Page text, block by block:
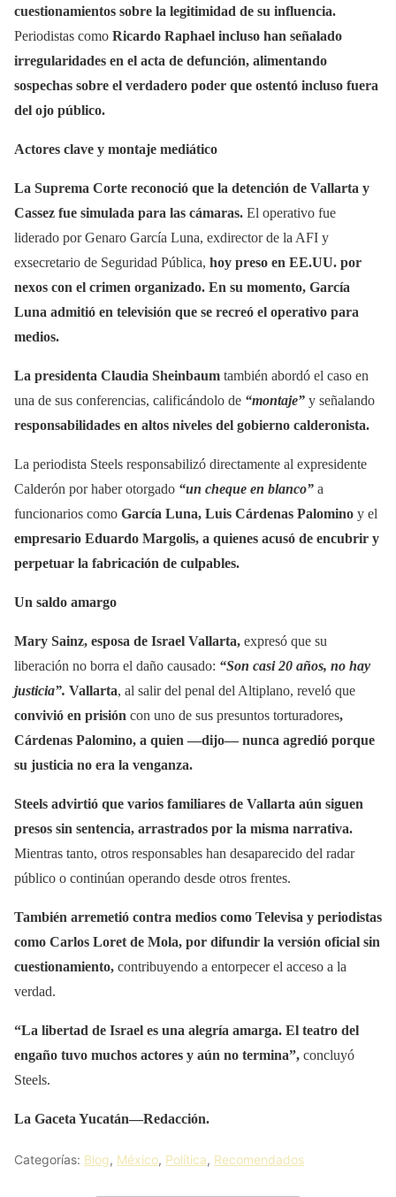
cuestionamientos sobre la legitimidad de su influencia.
Periodistas como Ricardo Raphael incluso han señalado
irregularidades en el acta de defunción, alimentando
sospechas sobre el verdadero poder que ostentó incluso fuera
del ojo público.
Actores clave y montaje mediático
La Suprema Corte reconoció que la detención de Vallarta y
Cassez fue simulada para las cámaras. El operativo fue
liderado por Genaro García Luna, exdirector de la AFI y
exsecretario de Seguridad Pública, hoy preso en EE.UU. por
nexos con el crimen organizado. En su momento, García
Luna admitió en televisión que se recreó el operativo para
medios.
La presidenta Claudia Sheinbaum también abordó el caso en
una de sus conferencias, calificándolo de “montaje” y señalando
responsabilidades en altos niveles del gobierno calderonista.
La periodista Steels responsabilizó directamente al expresidente
Calderón por haber otorgado “un cheque en blanco” a
funcionarios como García Luna, Luis Cárdenas Palomino y el
empresario Eduardo Margolis, a quienes acusó de encubrir y
perpetuar la fabricación de culpables.
Un saldo amargo
Mary Sainz, esposa de Israel Vallarta, expresó que su
liberación no borra el daño causado: “Son casi 20 años, no hay
justicia”. Vallarta, al salir del penal del Altiplano, reveló que
convivió en prisión con uno de sus presuntos torturadores,
Cárdenas Palomino, a quien —dijo— nunca agredió porque
su justicia no era la venganza.
Steels advirtió que varios familiares de Vallarta aún siguen
presos sin sentencia, arrastrados por la misma narrativa.
Mientras tanto, otros responsables han desaparecido del radar
público o continúan operando desde otros frentes.
También arremetió contra medios como Televisa y periodistas
como Carlos Loret de Mola, por difundir la versión oficial sin
cuestionamiento, contribuyendo a entorpecer el acceso a la
verdad.
“La libertad de Israel es una alegría amarga. El teatro del
engaño tuvo muchos actores y aún no termina”, concluyó
Steels.
La Gaceta Yucatán—Redacción.
Categorías: Blog, México, Política, Recomendados